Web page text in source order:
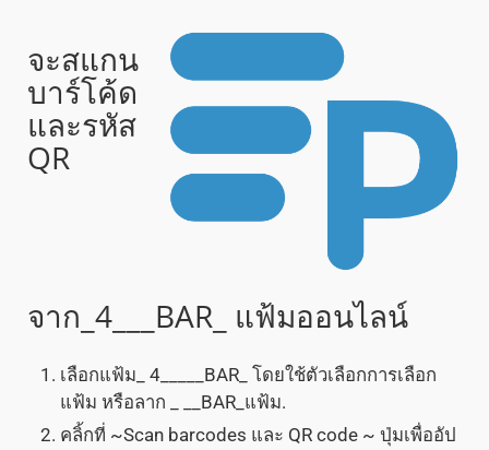
จะสแกน
บาร์โค้ด
และรหัส
QR
จาก_4___BAR_ แฟ้มออนไลน์
เลือกแฟ้ม_ 4_____BAR_ โดยใช้ตัวเลือกการเลือก
แฟ้ม หรือลาก _ __BAR_แฟ้ม.
คลิ้กที่ ~Scan barcodes และ QR code ~ ปุ่มเพื่ออัป